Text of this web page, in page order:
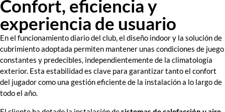
Confort, eficiencia y
experiencia de usuario
En el funcionamiento diario del club, el diseño indoor y la solución de
cubrimiento adoptada permiten mantener unas condiciones de juego
constantes y predecibles, independientemente de la climatología
exterior. Esta estabilidad es clave para garantizar tanto el confort
del jugador como una gestión eficiente de la instalación a lo largo de
todo el año.